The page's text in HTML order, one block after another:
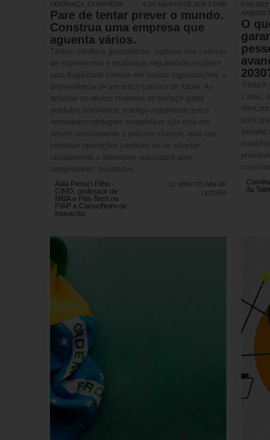
LIDERANÇA ESTRATÉGIA 6 DE AGOSTO DE 2026 17H00
Pare de tentar prever o mundo.
Construa uma empresa que
aguenta vários.
Tarifas, conflitos geopolíticos, rupturas nas cadeias
de suprimentos e mudanças regulatórias expõem
uma fragilidade comum em muitas organizações: a
dependência de um único cenário de futuro. Ao
analisar os efeitos recentes do tarifaço sobre
produtos brasileiros, o artigo argumenta que a
verdadeira vantagem competitiva não está em
prever corretamente o próximo choque, mas em
construir operações capazes de se adaptar
rapidamente a diferentes realidades sem
comprometer resultados.
Átila Persici Filho -
CINO, professor de
MBA e Pós-Tech na
FIAP e Conselheiro de
Inovação.
12 MINUTOS MIN DE
LEITURA
ESG
O
Trinta e
Cotas,
desafio
da